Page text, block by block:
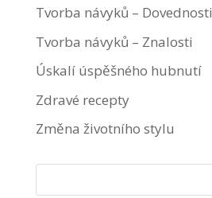
Tvorba návyků – Dovednosti
Tvorba návyků – Znalosti
Úskalí úspěšného hubnutí
Zdravé recepty
Změna životního stylu